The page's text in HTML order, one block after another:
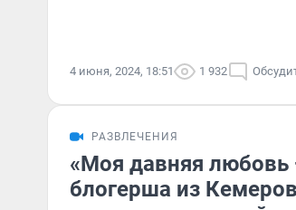
4 июня, 2024, 18:51 1 932
РАЗВЛЕЧЕНИЯ
«Моя давняя любовь
блогерша из